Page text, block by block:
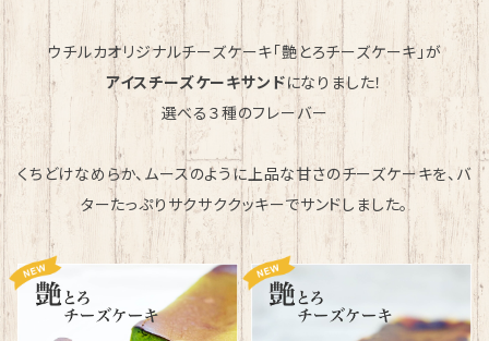
ウチルカオリジナルチーズケーキ「艶とろチーズケーキ」が
アイスチーズケーキサンドになりました！
選べる３種のフレーバー
くちどけなめらか、ムースのように上品な甘さのチーズケーキを、バ
ターたっぷりサクサククッキーでサンドしました。